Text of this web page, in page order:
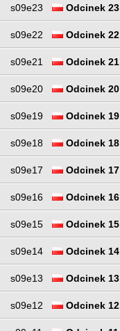
s09e23 Odcinek 23
s09e22 Odcinek 22
s09e21 Odcinek 21
s09e20 Odcinek 20
s09e19 Odcinek 19
s09e18 Odcinek 18
s09e17 Odcinek 17
s09e16 Odcinek 16
s09e15 Odcinek 15
s09e14 Odcinek 14
s09e13 Odcinek 13
s09e12 Odcinek 12